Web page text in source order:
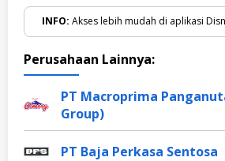
INFO: Akses lebih mudah di aplikasi
Perusahaan Lainnya:
PT Macroprima
Group)
PT Baja Perkasa Sentosa